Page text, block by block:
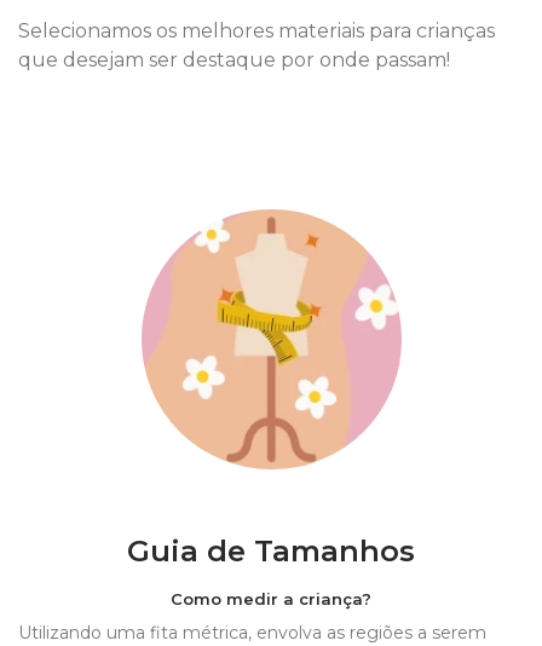
Selecionamos os melhores materiais para crianças
que desejam ser destaque por onde passam!
Guia de Tamanhos
Como medir a criança?
Utilizando uma fita métrica, envolva as regiões a serem